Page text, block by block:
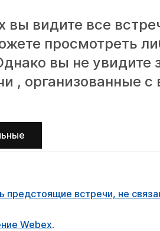
вы видите все
просмотреть
вы не увидите
, организованные
предстоящие встречи, не
Webex.